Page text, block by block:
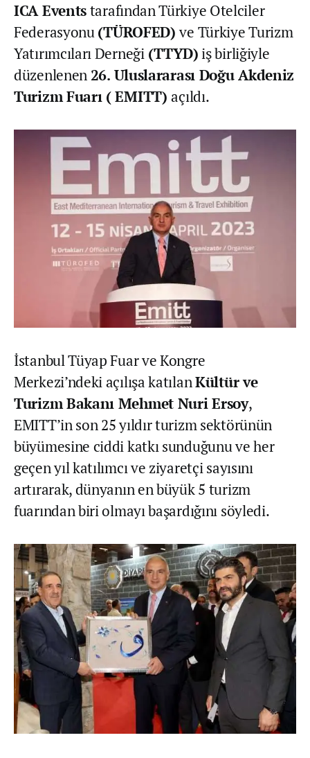
ICA Eventstarafından Türkiye Otelciler
Federasyonu(TÜROFED)ve Türkiye Turizm
Yatırımcıları Derneği(TTYD) iş birliğiyle
düzenlenen 26. Uluslararası Doğu Akdeniz
Turizm Fuarı ( EMITT)açıldı.
İstanbul Tüyap Fuar ve Kongre
Merkezi’ndeki açılışa katılanKültür ve
Turizm Bakanı Mehmet Nuri Ersoy,
EMITT’in son 25 yıldır turizm sektörünün
büyümesine ciddi katkı sunduğunu ve her
geçen yıl katılımcı ve ziyaretçi sayısını
artırarak, dünyanın en büyük 5 turizm
fuarından biri olmayı başardığını söyledi.